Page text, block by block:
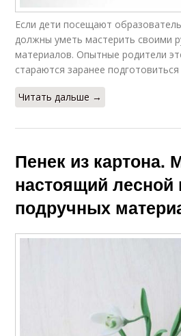
Если дети посещают
должны уметь мастерить своими
материалов. Опытные родители
стараются заранее
Читать дальше →
Пенек из картона.
настоящий лесной
подручных